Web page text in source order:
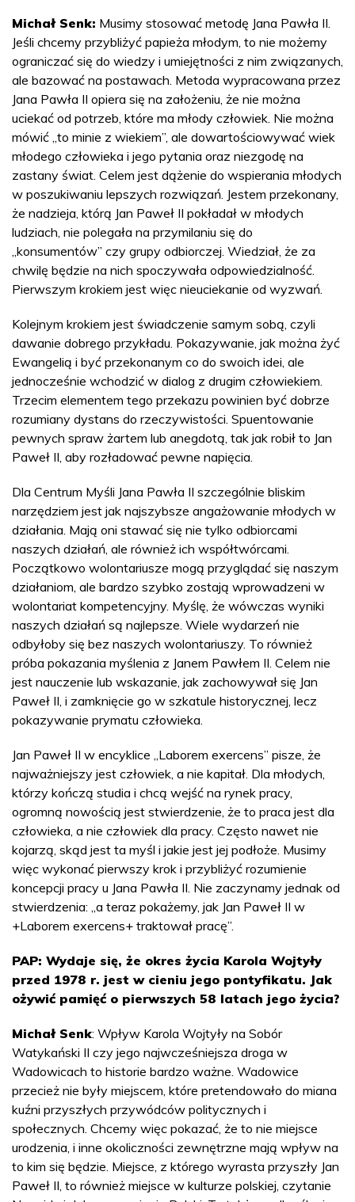
Michał Senk: Musimy stosować metodę Jana Pawła II.
Jeśli chcemy przybliżyć papieża młodym, to nie możemy
ograniczać się do wiedzy i umiejętności z nim związanych,
ale bazować na postawach. Metoda wypracowana przez
Jana Pawła II opiera się na założeniu, że nie można
uciekać od potrzeb, które ma młody człowiek. Nie można
mówić „to minie z wiekiem”, ale dowartościowywać wiek
młodego człowieka i jego pytania oraz niezgodę na
zastany świat. Celem jest dążenie do wspierania młodych
w poszukiwaniu lepszych rozwiązań. Jestem przekonany,
że nadzieja, którą Jan Paweł II pokładał w młodych
ludziach, nie polegała na przymilaniu się do
„konsumentów” czy grupy odbiorczej. Wiedział, że za
chwilę będzie na nich spoczywała odpowiedzialność.
Pierwszym krokiem jest więc nieuciekanie od wyzwań.
Kolejnym krokiem jest świadczenie samym sobą, czyli
dawanie dobrego przykładu. Pokazywanie, jak można żyć
Ewangelią i być przekonanym co do swoich idei, ale
jednocześnie wchodzić w dialog z drugim człowiekiem.
Trzecim elementem tego przekazu powinien być dobrze
rozumiany dystans do rzeczywistości. Spuentowanie
pewnych spraw żartem lub anegdotą, tak jak robił to Jan
Paweł II, aby rozładować pewne napięcia.
Dla Centrum Myśli Jana Pawła II szczególnie bliskim
narzędziem jest jak najszybsze angażowanie młodych w
działania. Mają oni stawać się nie tylko odbiorcami
naszych działań, ale również ich współtwórcami.
Początkowo wolontariusze mogą przyglądać się naszym
działaniom, ale bardzo szybko zostają wprowadzeni w
wolontariat kompetencyjny. Myślę, że wówczas wyniki
naszych działań są najlepsze. Wiele wydarzeń nie
odbyłoby się bez naszych wolontariuszy. To również
próba pokazania myślenia z Janem Pawłem II. Celem nie
jest nauczenie lub wskazanie, jak zachowywał się Jan
Paweł II, i zamknięcie go w szkatule historycznej, lecz
pokazywanie prymatu człowieka.
Jan Paweł II w encyklice „Laborem exercens” pisze, że
najważniejszy jest człowiek, a nie kapitał. Dla młodych,
którzy kończą studia i chcą wejść na rynek pracy,
ogromną nowością jest stwierdzenie, że to praca jest dla
człowieka, a nie człowiek dla pracy. Często nawet nie
kojarzą, skąd jest ta myśl i jakie jest jej podłoże. Musimy
więc wykonać pierwszy krok i przybliżyć rozumienie
koncepcji pracy u Jana Pawła II. Nie zaczynamy jednak od
stwierdzenia: „a teraz pokażemy, jak Jan Paweł II w
+Laborem exercens+ traktował pracę”.
PAP: Wydaje się, że okres życia Karola Wojtyły
przed 1978 r. jest w cieniu jego pontyfikatu. Jak
ożywić pamięć o pierwszych 58 latach jego życia?
Michał Senk: Wpływ Karola Wojtyły na Sobór
Watykański II czy jego najwcześniejsza droga w
Wadowicach to historie bardzo ważne. Wadowice
przecież nie były miejscem, które pretendowało do miana
kuźni przyszłych przywódców politycznych i
społecznych. Chcemy więc pokazać, że to nie miejsce
urodzenia, i inne okoliczności zewnętrzne mają wpływ na
to kim się będzie. Miejsce, z którego wyrasta przyszły Jan
Paweł II, to również miejsce w kulturze polskiej, czytanie